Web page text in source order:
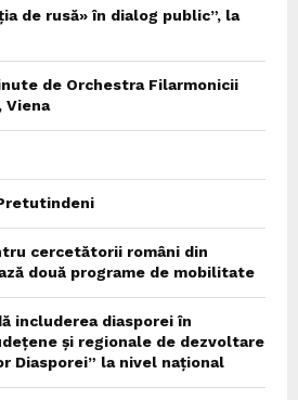
de rusă» în dialog public”, la
de Orchestra Filarmonicii
Viena
cercetătorii români din
două programe de mobilitate
includerea diasporei în
și regionale de dezvoltare
Diasporei” la nivel național